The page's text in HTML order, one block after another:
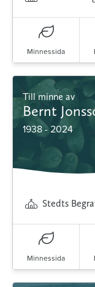
Minnessida
Till minne av
Bernt
1938 - 2024
Stedts
Minnessida